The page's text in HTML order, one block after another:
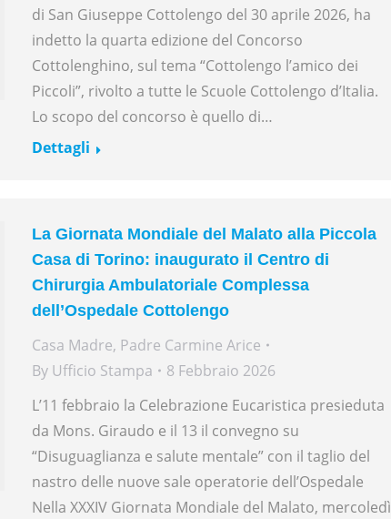
di San Giuseppe Cottolengo del 30 aprile 2026, ha
indetto la quarta edizione del Concorso
Cottolenghino, sul tema “Cottolengo l’amico dei
Piccoli”, rivolto a tutte le Scuole Cottolengo d’Italia.
Lo scopo del concorso è quello di…
Dettagli
La Giornata Mondiale del Malato alla Piccola
Casa di Torino: inaugurato il Centro di
Chirurgia Ambulatoriale Complessa
dell’Ospedale Cottolengo
Casa Madre, Padre Carmine Arice
By Ufficio Stampa
8 Febbraio 2026
L’11 febbraio la Celebrazione Eucaristica presieduta
da Mons. Giraudo e il 13 il convegno su
“Disuguaglianza e salute mentale” con il taglio del
nastro delle nuove sale operatorie dell’Ospedale
Nella XXXIV Giornata Mondiale del Malato, mercoledì